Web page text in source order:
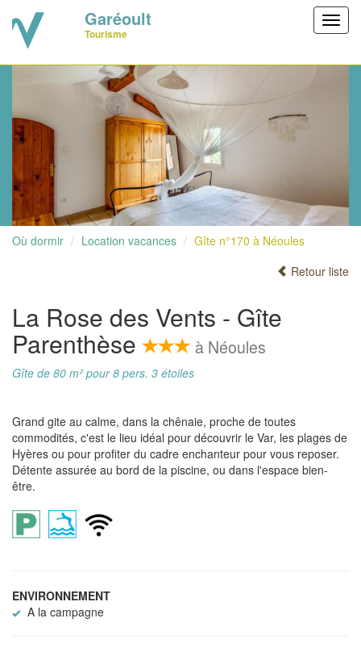
Garéoult
Tourisme
Où dormir Location vacances
Gîte n°170 à Néoules
Retour liste
La Rose des Vents - Gîte
Parenthèse à Néoules
Gîte de 80 m² pour 8 pers. 3 étoiles
Grand gite au calme, dans la chênaie, proche de toutes
commodités, c'est le lieu idéal pour découvrir le Var, les plages de
Hyères ou pour profiter du cadre enchanteur pour vous reposer.
Détente assurée au bord de la piscine, ou dans l'espace bien-
être.
ENVIRONNEMENT
A la campagne